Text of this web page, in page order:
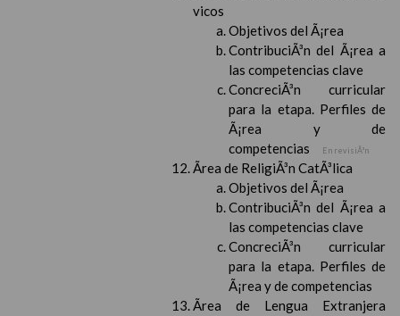
vicos
Objetivos del Ã¡rea
ContribuciÃ³n del Ã¡rea a
las competencias clave
ConcreciÃ³n curricular
para la etapa. Perfiles de
Ã¡rea y de
competencias
En revisiÃ³n
Ãrea de ReligiÃ³n CatÃ³lica
Objetivos del Ã¡rea
ContribuciÃ³n del Ã¡rea a
las competencias clave
ConcreciÃ³n curricular
para la etapa. Perfiles de
Ã¡rea y de competencias
Ãrea de Lengua Extranjera